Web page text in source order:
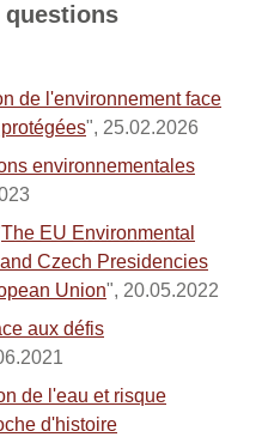
questions
de l'environnement face
", 25.02.2026
environnementales
The EU Environmental
Czech Presidencies
Union", 20.05.2022
aux défis
de l'eau et risque
d'histoire